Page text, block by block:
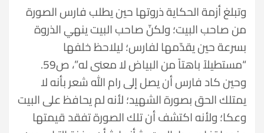
وتبلغ أزمة الحكاية ذروتها حين يطلب فارس الصورة
من صاحب البيت؛ ولكنّ صاحب البيت ينهي الذروة
بسرعة حين يقدّمها لفارس؛ ليلاحظ خلفها
“مستطيلاً باهتاً من البياض لا معنى له”، ص59.
وحين كاد فارس أن يصل إلى رام الله شعر بأنه لا
يمتلك الحق بصورة الشهيد؛ لأنه لم يحافظ على البيت
وعكا؛ ولأنه اكتشف أن تلك الصورة تفقد قيمتها